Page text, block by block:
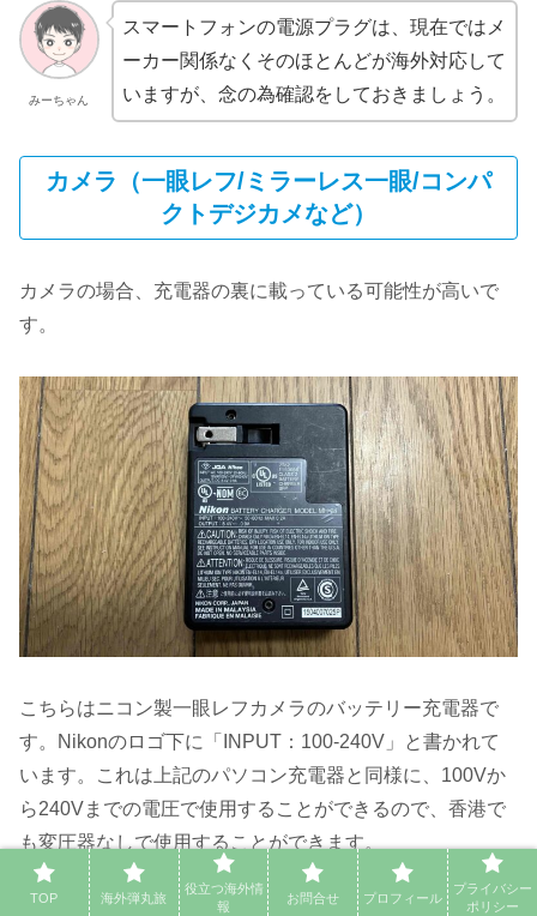
みーちゃん
スマートフォンの電源プラグは、現在ではメ
ーカー関係なくそのほとんどが海外対応して
いますが、念の為確認をしておきましょう。
カメラ（一眼レフ/ミラーレス一眼/コンパ
クトデジカメなど）
カメラの場合、充電器の裏に載っている可能性が高いで
す。
こちらはニコン製一眼レフカメラのバッテリー充電器で
す。Nikonのロゴ下に「INPUT：100‐240V」と書かれて
います。これは上記のパソコン充電器と同様に、100Vか
ら240Vまでの電圧で使用することができるので、香港で
も変圧器なしで使用することができます。
最近のカメラの場合は一眼レフ/ミラーレス一眼は、ほぼ
TOP 海外弾丸旅
役立つ海外情
報
お問合せ プロフィール
プライバシー
ポリシー